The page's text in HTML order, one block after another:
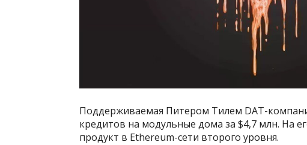
Поддерживаемая Питером Тилем DAT-
кредитов на модульные дома за $4,7 млн. На
продукт в Ethereum-сети второго уровня.